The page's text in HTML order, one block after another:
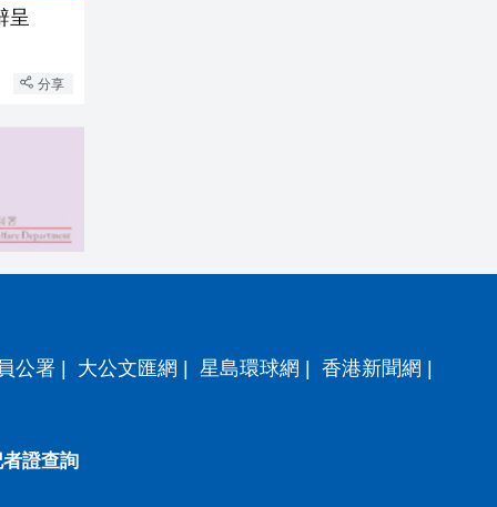
呈
分享
公署 大公文匯網 星島環球網 香港新聞網
證查詢